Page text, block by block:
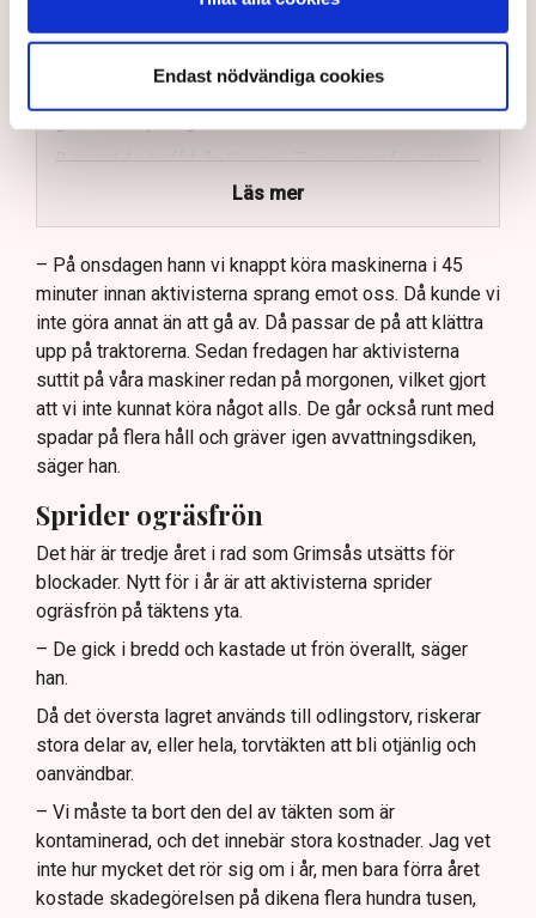
Endast nödvändiga cookies
Aktivisterna har spridit ogräsfrön som hotar att
Rickard Axdorff från Svensk Torv varnar för ett
stort ekonomiskt sabotage.
Dialogpolisen på plats står maktlös inför
aktivisternas handlingar.
Frågor kvarstår om finansiering av illegal aktivism.
Läs mer
– På onsdagen hann vi knappt köra maskinerna i 45
minuter innan aktivisterna sprang emot oss. Då kunde vi
inte göra annat än att gå av. Då passar de på att klättra
upp på traktorerna. Sedan fredagen har aktivisterna
suttit på våra maskiner redan på morgonen, vilket gjort
att vi inte kunnat köra något alls. De går också runt med
spadar på flera håll och gräver igen avvattningsdiken,
säger han.
Sprider ogräsfrön
Det här är tredje året i rad som Grimsås utsätts för
blockader. Nytt för i år är att aktivisterna sprider
ogräsfrön på täktens yta.
– De gick i bredd och kastade ut frön överallt, säger
han.
Då det översta lagret används till odlingstorv, riskerar
stora delar av, eller hela, torvtäkten att bli otjänlig och
oanvändbar.
– Vi måste ta bort den del av täkten som är
kontaminerad, och det innebär stora kostnader. Jag vet
inte hur mycket det rör sig om i år, men bara förra året
kostade skadegörelsen på dikena flera hundra tusen,